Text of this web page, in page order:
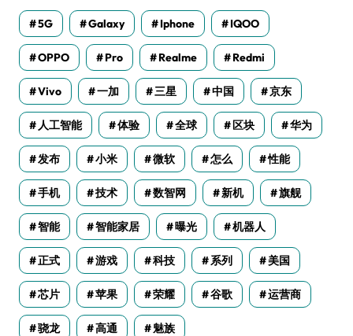
5G Galaxy Iphone IQOO
OPPO Pro Realme Redmi
Vivo 一加 三星 中国 京东
人工智能 体验 全球 区块 华为
发布 小米 微软 怎么 性能
手机 技术 数智网 新机 旗舰
智能 智能家居 曝光 机器人
正式 游戏 科技 系列 美国
芯片 苹果 荣耀 谷歌 运营商
骁龙 高通 魅族